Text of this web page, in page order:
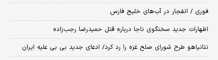
فوری / انفجار در آب‌های خلیج فارس
اظهارات جدید سخنگوی ناجا درباره قتل حمیدرضا رجب‌زاده
نتانیاهو طرح شورای صلح غزه را رد کرد/ ادعای جدید بی بی علیه ایران